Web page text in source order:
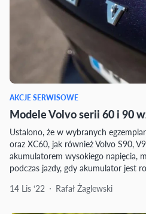
AKCJE SERWISOWE
Modele Volvo serii 60 i 90
Ustalono, że w wybranych
oraz XC60, jak również Volvo S90,
akumulatorem wysokiego napięcia,
podczas jazdy, gdy akumulator jest
14 Lis ‘22
Rafał Żaglewski